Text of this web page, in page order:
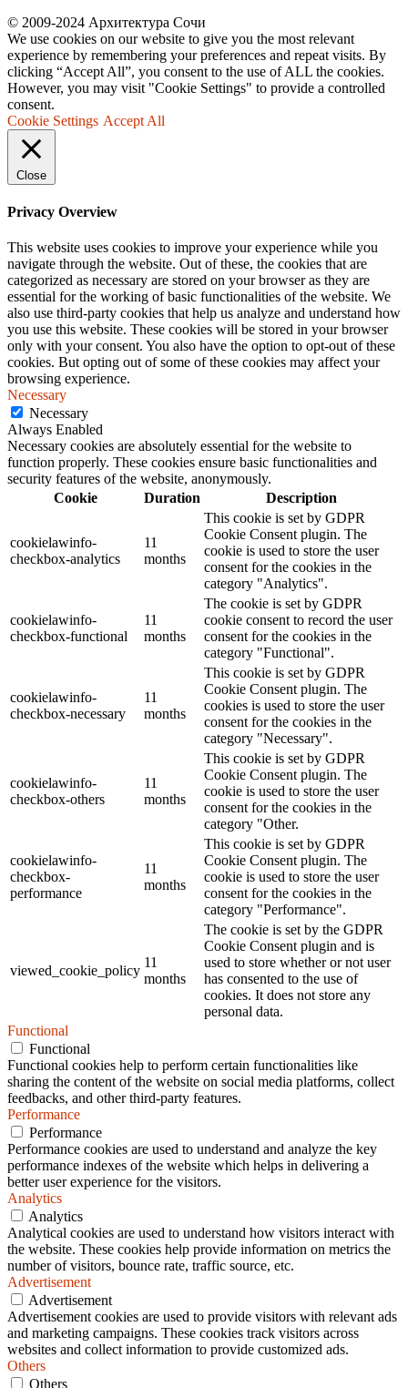
© 2009-2024 Архитектура Сочи
We use cookies on our website to give you the most relevant
experience by remembering your preferences and repeat visits. By
clicking “Accept All”, you consent to the use of ALL the cookies.
However, you may visit "Cookie Settings" to provide a controlled
consent.
Cookie Settings Accept All
Close
Privacy Overview
This website uses cookies to improve your experience while you
navigate through the website. Out of these, the cookies that are
categorized as necessary are stored on your browser as they are
essential for the working of basic functionalities of the website. We
also use third-party cookies that help us analyze and understand how
you use this website. These cookies will be stored in your browser
only with your consent. You also have the option to opt-out of these
cookies. But opting out of some of these cookies may affect your
browsing experience.
Necessary
Necessary
Always Enabled
Necessary cookies are absolutely essential for the website to
function properly. These cookies ensure basic functionalities and
security features of the website, anonymously.
Cookie
Duration Description
cookielawinfo-
checkbox-analytics
11
months
This cookie is set by GDPR
Cookie Consent plugin. The
cookie is used to store the user
consent for the cookies in the
category "Analytics".
cookielawinfo-
checkbox-functional
11
months
The cookie is set by GDPR
cookie consent to record the user
consent for the cookies in the
category "Functional".
cookielawinfo-
checkbox-necessary
11
months
This cookie is set by GDPR
Cookie Consent plugin. The
cookies is used to store the user
consent for the cookies in the
category "Necessary".
cookielawinfo-
checkbox-others
11
months
This cookie is set by GDPR
Cookie Consent plugin. The
cookie is used to store the user
consent for the cookies in the
category "Other.
cookielawinfo-
checkbox-
performance
11
months
This cookie is set by GDPR
Cookie Consent plugin. The
cookie is used to store the user
consent for the cookies in the
category "Performance".
viewed_cookie_policy
11
months
The cookie is set by the GDPR
Cookie Consent plugin and is
used to store whether or not user
has consented to the use of
cookies. It does not store any
personal data.
Functional
Functional
Functional cookies help to perform certain functionalities like
sharing the content of the website on social media platforms, collect
feedbacks, and other third-party features.
Performance
Performance
Performance cookies are used to understand and analyze the key
performance indexes of the website which helps in delivering a
better user experience for the visitors.
Analytics
Analytics
Analytical cookies are used to understand how visitors interact with
the website. These cookies help provide information on metrics the
number of visitors, bounce rate, traffic source, etc.
Advertisement
Advertisement
Advertisement cookies are used to provide visitors with relevant ads
and marketing campaigns. These cookies track visitors across
websites and collect information to provide customized ads.
Others
Others